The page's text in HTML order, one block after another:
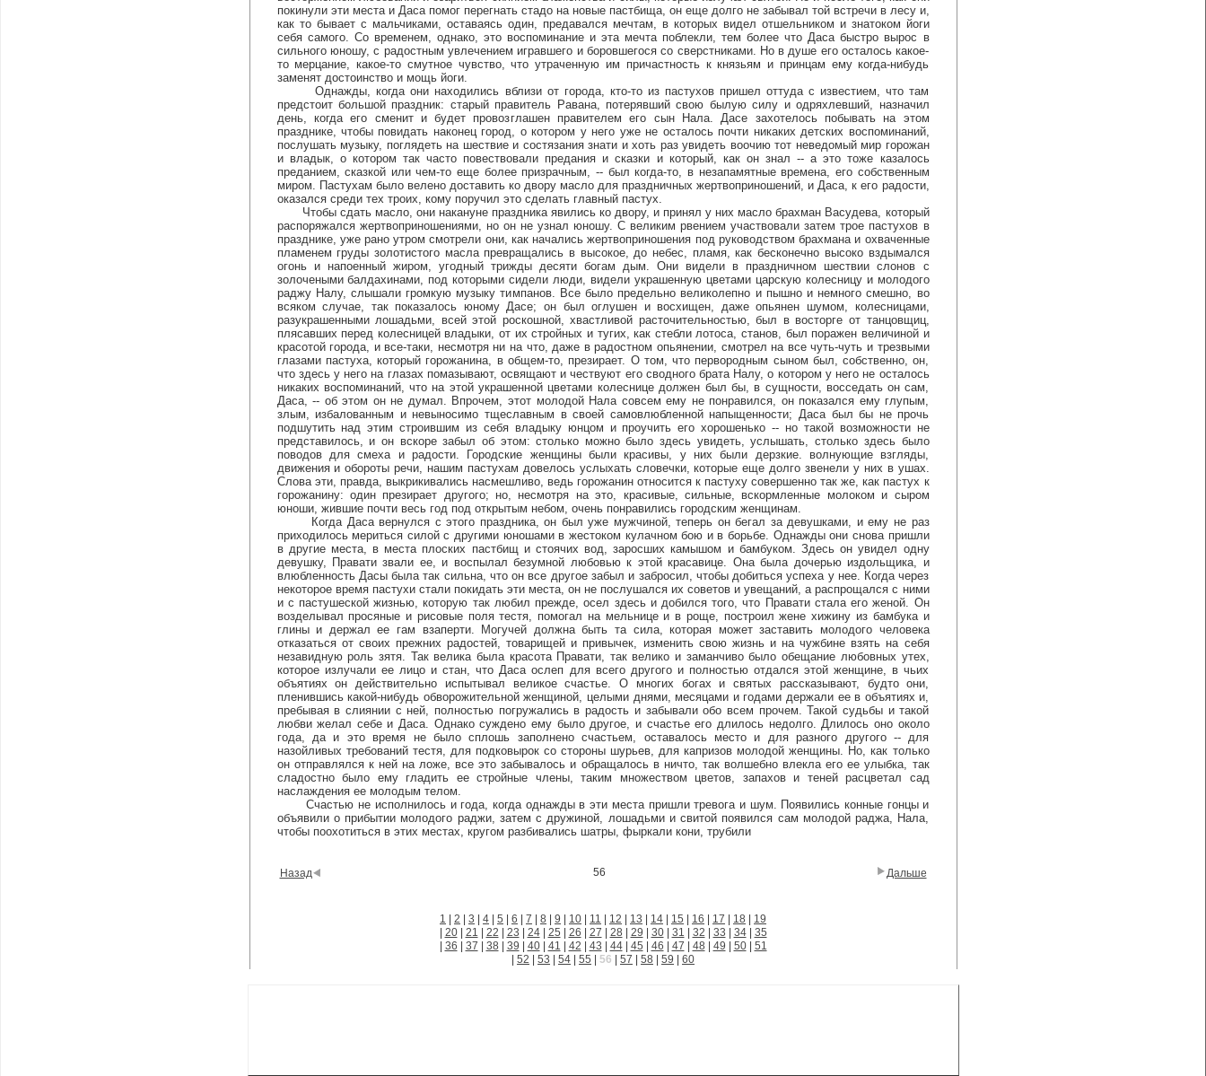
покинули эти места и Даса помог перегнать стадо на новые пастбища, он еще долго не забывал той встречи в лесу и,
как то бывает с мальчиками, оставаясь один, предавался мечтам, в которых видел отшельником и знатоком йоги
себя самого. Со временем, однако, это воспоминание и эта мечта поблекли, тем более что Даса быстро вырос в
сильного юношу, с радостным увлечением игравшего и боровшегося со сверстниками. Но в душе его осталось какое-
то мерцание, какое-то смутное чувство, что утраченную им причастность к князьям и принцам ему когда-нибудь
заменят достоинство и мощь йоги.
Однажды, когда они находились вблизи от города, кто-то из пастухов пришел оттуда с известием, что там
предстоит большой праздник: старый правитель Равана, потерявший свою былую силу и одряхлевший, назначил
день, когда его сменит и будет провозглашен правителем его сын Нала. Дасе захотелось побывать на этом
празднике, чтобы повидать наконец город, о котором у него уже не осталось почти никаких детских воспоминаний,
послушать музыку, поглядеть на шествие и состязания знати и хоть раз увидеть воочию тот неведомый мир горожан
и владык, о котором так часто повествовали предания и сказки и который, как он знал -- а это тоже казалось
преданием, сказкой или чем-то еще более призрачным, -- был когда-то, в незапамятные времена, его собственным
миром. Пастухам было велено доставить ко двору масло для праздничных жертвоприношений, и Даса, к его радости,
оказался среди тех троих, кому поручил это сделать главный пастух.
Чтобы сдать масло, они накануне праздника явились ко двору, и принял у них масло брахман Васудева, который
распоряжался жертвоприношениями, но он не узнал юношу. С великим рвением участвовали затем трое пастухов в
празднике, уже рано утром смотрели они, как начались жертвоприношения под руководством брахмана и охваченные
пламенем груды золотистого масла превращались в высокое, до небес, пламя, как бесконечно высоко вздымался
огонь и напоенный жиром, угодный трижды десяти богам дым. Они видели в праздничном шествии слонов с
золочеными балдахинами, под которыми сидели люди, видели украшенную цветами царскую колесницу и молодого
раджу Налу, слышали громкую музыку тимпанов. Все было предельно великолепно и пышно и немного смешно, во
всяком случае, так показалось юному Дасе; он был оглушен и восхищен, даже опьянен шумом, колесницами,
разукрашенными лошадьми, всей этой роскошной, хвастливой расточительностью, был в восторге от танцовщиц,
плясавших перед колесницей владыки, от их стройных и тугих, как стебли лотоса, станов, был поражен величиной и
красотой города, и все-таки, несмотря ни на что, даже в радостном опьянении, смотрел на все чуть-чуть и трезвыми
глазами пастуха, который горожанина, в общем-то, презирает. О том, что первородным сыном был, собственно, он,
что здесь у него на глазах помазывают, освящают и чествуют его сводного брата Налу, о котором у него не осталось
никаких воспоминаний, что на этой украшенной цветами колеснице должен был бы, в сущности, восседать он сам,
Даса, -- об этом он не думал. Впрочем, этот молодой Нала совсем ему не понравился, он показался ему глупым,
злым, избалованным и невыносимо тщеславным в своей самовлюбленной напыщенности; Даса был бы не прочь
подшутить над этим строившим из себя владыку юнцом и проучить его хорошенько -- но такой возможности не
представилось, и он вскоре забыл об этом: столько можно было здесь увидеть, услышать, столько здесь было
поводов для смеха и радости. Городские женщины были красивы, у них были дерзкие. волнующие взгляды,
движения и обороты речи, нашим пастухам довелось услыхать словечки, которые еще долго звенели у них в ушах.
Слова эти, правда, выкрикивались насмешливо, ведь горожанин относится к пастуху совершенно так же, как пастух к
горожанину: один презирает другого; но, несмотря на это, красивые, сильные, вскормленные молоком и сыром
юноши, жившие почти весь год под открытым небом, очень понравились городским женщинам.
Когда Даса вернулся с этого праздника, он был уже мужчиной, теперь он бегал за девушками, и ему не раз
приходилось мериться силой с другими юношами в жестоком кулачном бою и в борьбе. Однажды они снова пришли
в другие места, в места плоских пастбищ и стоячих вод, заросших камышом и бамбуком. Здесь он увидел одну
девушку, Правати звали ее, и воспылал безумной любовью к этой красавице. Она была дочерью издольщика, и
влюбленность Дасы была так сильна, что он все другое забыл и забросил, чтобы добиться успеха у нее. Когда через
некоторое время пастухи стали покидать эти места, он не послушался их советов и увещаний, а распрощался с ними
и с пастушеской жизнью, которую так любил прежде, осел здесь и добился того, что Правати стала его женой. Он
возделывал просяные и рисовые поля тестя, помогал на мельнице и в роще, построил жене хижину из бамбука и
глины и держал ее гам взаперти. Могучей должна быть та сила, которая может заставить молодого человека
отказаться от своих прежних радостей, товарищей и привычек, изменить свою жизнь и на чужбине взять на себя
незавидную роль зятя. Так велика была красота Правати, так велико и заманчиво было обещание любовных утех,
которое излучали ее лицо и стан, что Даса ослеп для всего другого и полностью отдался этой женщине, в чьих
объятиях он действительно испытывал великое счастье. О многих богах и святых рассказывают, будто они,
пленившись какой-нибудь обворожительной женщиной, целыми днями, месяцами и годами держали ее в объятиях и,
пребывая в слиянии с ней, полностью погружались в радость и забывали обо всем прочем. Такой судьбы и такой
любви желал себе и Даса. Однако суждено ему было другое, и счастье его длилось недолго. Длилось оно около
года, да и это время не было сплошь заполнено счастьем, оставалось место и для разного другого -- для
назойливых требований тестя, для подковырок со стороны шурьев, для капризов молодой женщины. Но, как только
он отправлялся к ней на ложе, все это забывалось и обращалось в ничто, так волшебно влекла его ее улыбка, так
сладостно было ему гладить ее стройные члены, таким множеством цветов, запахов и теней расцветал сад
наслаждения ее молодым телом.
Счастью не исполнилось и года, когда однажды в эти места пришли тревога и шум. Появились конные гонцы и
объявили о прибытии молодого раджи, затем с дружиной, лошадьми и свитой появился сам молодой раджа, Нала,
чтобы поохотиться в этих местах, кругом разбивались шатры, фыркали кони, трубили
Назад 56 Дальше
1 2 3 4 5 6 7 8 9 10 11 12 13 14 15 16 17 18
19
20| 21 22 23 24| 25 26 27 28 29 30| 31 32 33 34| 35
36 37 38 39 40| 41 42 43 44| 45 46 47 48 49 50| 51
52 53 54 55 56 57 58 59 60